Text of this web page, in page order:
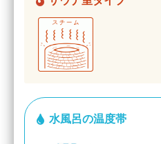
水風呂の温度帯